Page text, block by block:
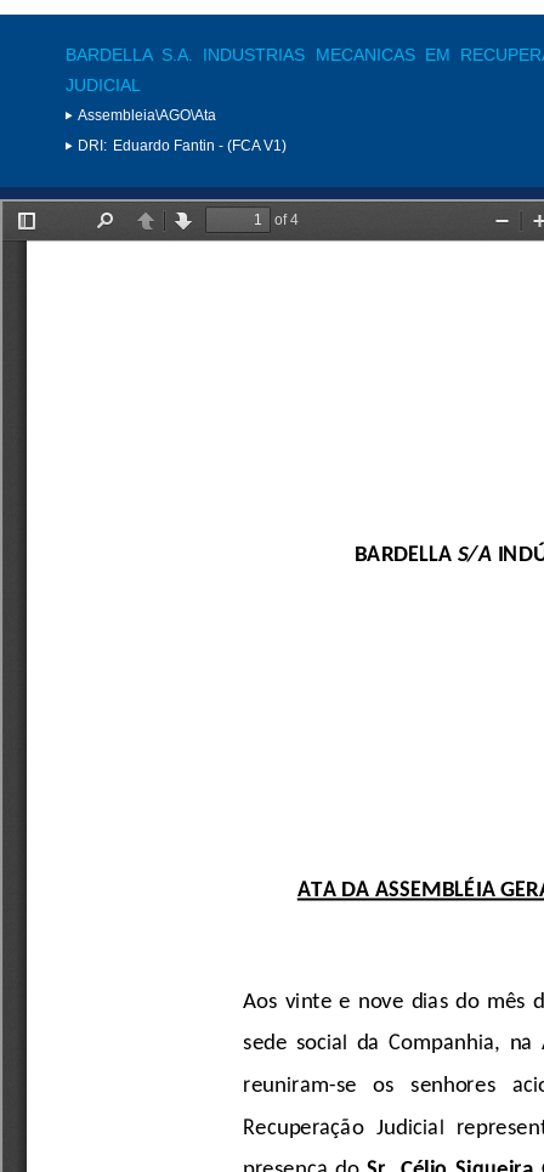
BARDELLA S.A. INDUSTRIAS MECANICAS EM
JUDICIAL
Assembleia\AGO\Ata
DRI: Eduardo Fantin - (FCA V1)